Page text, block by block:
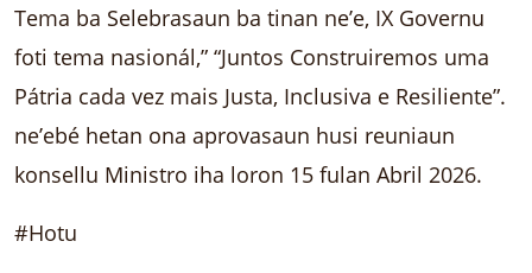
Tema ba Selebrasaun ba tinan ne’e, IX Governu
foti tema nasionál,” “Juntos Construiremos uma
Pátria cada vez mais Justa, Inclusiva e Resiliente”.
ne’ebé hetan ona aprovasaun husi reuniaun
konsellu Ministro iha loron 15 fulan Abril 2026.
#Hotu